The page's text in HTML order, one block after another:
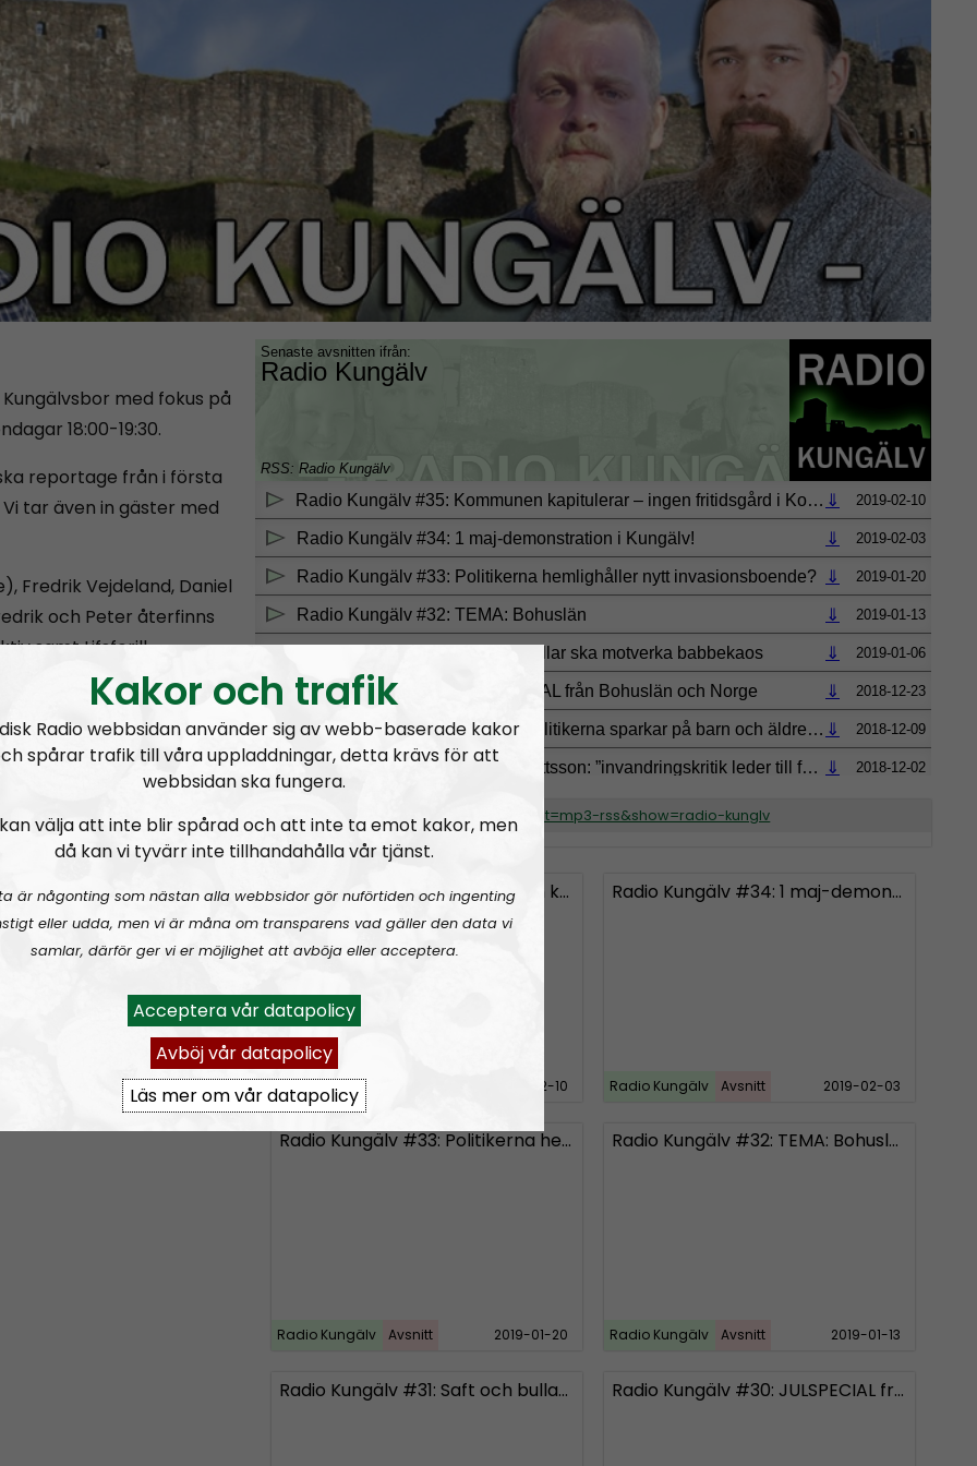
med fokus på
18:00-19:30.
reportage från i första
tar även in gäster med
Fredrik Vejdeland, Daniel
och Peter återfinns
samt Lifsferill.
tomrum. Programmet
förvränger eller inte
som den ser ut utan
emot tips på hur
om det
Kungälv, tveka då inte
RSS:https://nordiskradio.se/?format=mp3-rss&show=radio-kunglv
Radio Kungälv #35: Kommunen kapitulerar – ingen fritidsgård i Komarken
Radio Kungälv 2019-02-10
Radio Kungälv #34: 1 maj-demonstration i Kungälv!
Radio Kungälv Avsnitt 2019-02-03
Radio Kungälv #33: Politikerna hemlighåller nytt invasionsboende?
Radio Kungälv Avsnitt 2019-01-20
Radio Kungälv #32: TEMA: Bohuslän
Radio Kungälv Avsnitt 2019-01-13
Radio Kungälv #31: Saft och bullar ska motverka babbekaos Radio Kungälv #30: JULSPECIAL från Bohuslän och Norge
Kakor och trafik
Radio webbsidan använder sig av webb-baserade kakor
spårar trafik till våra uppladdningar, detta krävs för att
webbsidan ska fungera.
välja att inte blir spårad och att inte ta emot kakor, men
då kan vi tyvärr inte tillhandahålla vår tjänst.
är någonting som nästan alla webbsidor gör nuförtiden och ingenting
eller udda, men vi är måna om transparens vad gäller den data vi
samlar, därför ger vi er möjlighet att avböja eller acceptera.
Acceptera vår datapolicy
Avböj vår datapolicy
Läs mer om vår datapolicy